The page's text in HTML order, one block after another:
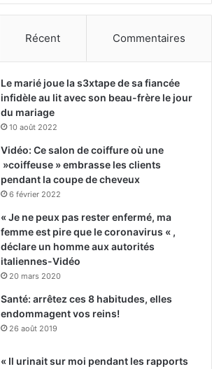
Récent Commentaires
Le marié joue la s3xtape de sa fiancée
infidèle au lit avec son beau-frère le jour
du mariage
10 août 2022
Vidéo: Ce salon de coiffure où une
»coiffeuse » embrasse les clients
pendant la coupe de cheveux
6 février 2022
« Je ne peux pas rester enfermé, ma
femme est pire que le coronavirus « ,
déclare un homme aux autorités
italiennes-Vidéo
20 mars 2020
Santé: arrêtez ces 8 habitudes, elles
endommagent vos reins!
26 août 2019
« Il urinait sur moi pendant les rapports